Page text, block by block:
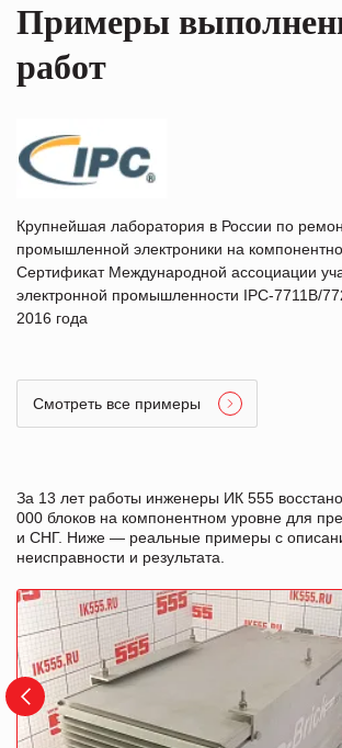
Примеры
работ
Крупнейшая лаборатория в России по
промышленной электроники на
Сертификат Международной ассоциации
электронной промышленности IPC-7711B/
2016 года
Смотреть все примеры
За 13 лет работы инженеры ИК 555
000 блоков на компонентном уровне для
и СНГ. Ниже — реальные примеры с
неисправности и результата.